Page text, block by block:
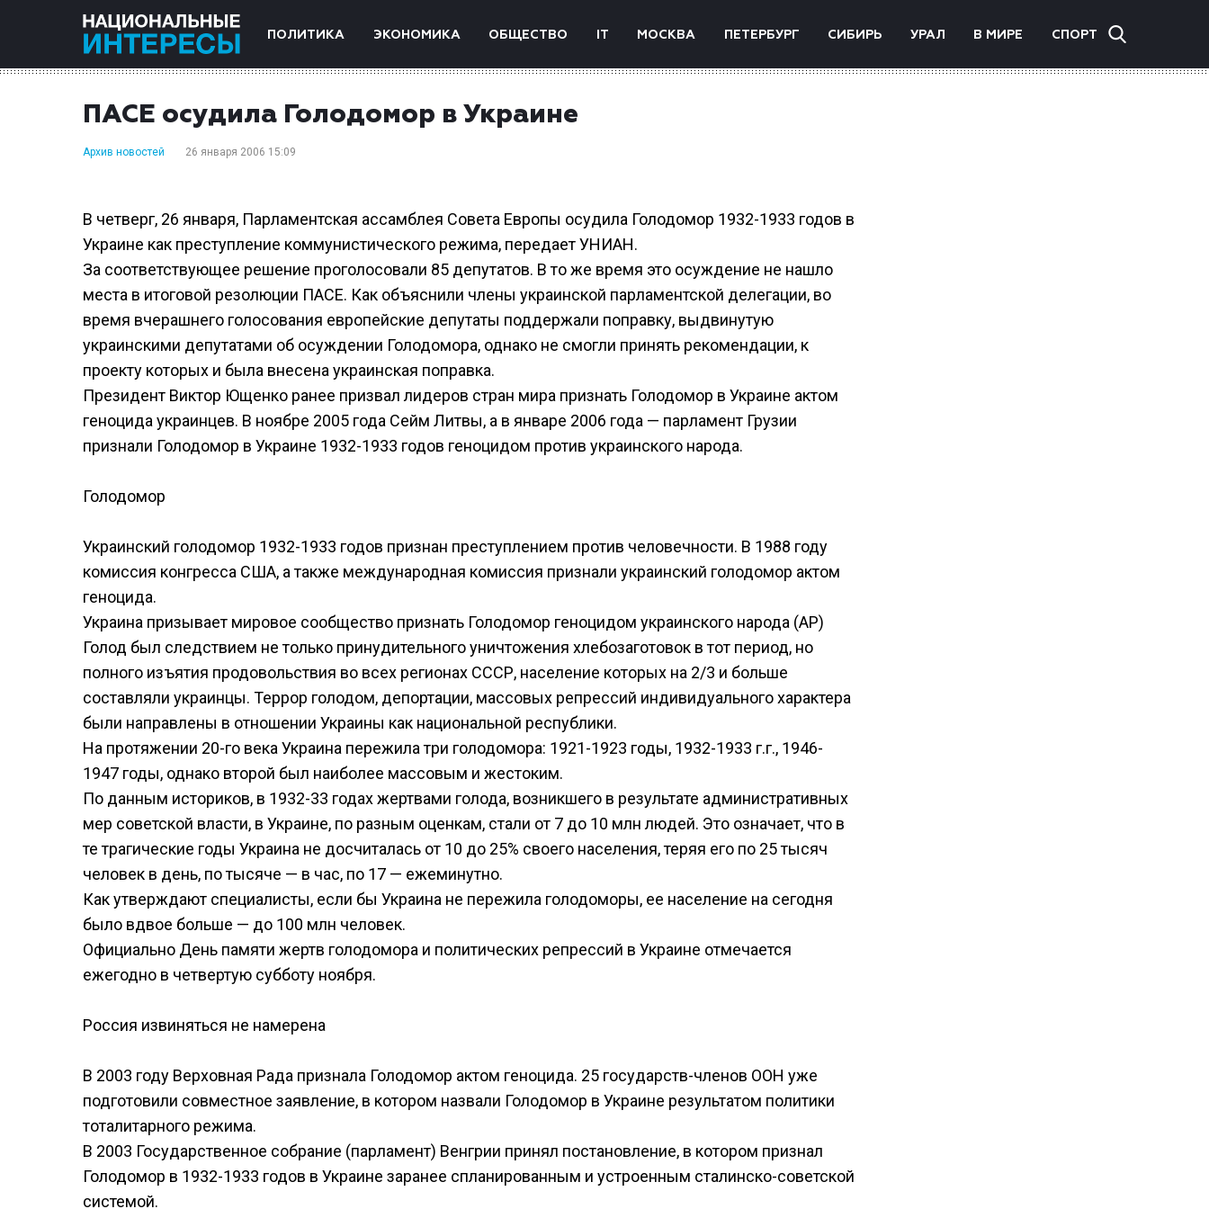
ПОЛИТИКА ЭКОНОМИКА ОБЩЕСТВО IT МОСКВА ПЕТЕРБУРГ СИБИРЬ УРАЛ В МИРЕ СПОРТ
ПАСЕ осудила Голодомор в Украине
Архив новостей 26 января 2006 15:09
В четверг, 26 января, Парламентская ассамблея Совета Европы осудила Голодомор 1932-1933 годов в
Украине как преступление коммунистического режима, передает УНИАН.
За соответствующее решение проголосовали 85 депутатов. В то же время это осуждение не нашло
места в итоговой резолюции ПАСЕ. Как объяснили члены украинской парламентской делегации, во
время вчерашнего голосования европейские депутаты поддержали поправку, выдвинутую
украинскими депутатами об осуждении Голодомора, однако не смогли принять рекомендации, к
проекту которых и была внесена украинская поправка.
Президент Виктор Ющенко ранее призвал лидеров стран мира признать Голодомор в Украине актом
геноцида украинцев. В ноябре 2005 года Сейм Литвы, а в январе 2006 года — парламент Грузии
признали Голодомор в Украине 1932-1933 годов геноцидом против украинского народа.
Голодомор
Украинский голодомор 1932-1933 годов признан преступлением против человечности. В 1988 году
комиссия конгресса США, а также международная комиссия признали украинский голодомор актом
геноцида.
Украина призывает мировое сообщество признать Голодомор геноцидом украинского народа (АР)
Голод был следствием не только принудительного уничтожения хлебозаготовок в тот период, но
полного изъятия продовольствия во всех регионах СССР, население которых на 2/3 и больше
составляли украинцы. Террор голодом, депортации, массовых репрессий индивидуального характера
были направлены в отношении Украины как национальной республики.
На протяжении 20-го века Украина пережила три голодомора: 1921-1923 годы, 1932-1933 г.г., 1946-
1947 годы, однако второй был наиболее массовым и жестоким.
По данным историков, в 1932-33 годах жертвами голода, возникшего в результате административных
мер советской власти, в Украине, по разным оценкам, стали от 7 до 10 млн людей. Это означает, что в
те трагические годы Украина не досчиталась от 10 до 25% своего населения, теряя его по 25 тысяч
человек в день, по тысяче — в час, по 17 — ежеминутно.
Как утверждают специалисты, если бы Украина не пережила голодоморы, ее население на сегодня
было вдвое больше — до 100 млн человек.
Официально День памяти жертв голодомора и политических репрессий в Украине отмечается
ежегодно в четвертую субботу ноября.
Россия извиняться не намерена
В 2003 году Верховная Рада признала Голодомор актом геноцида. 25 государств-членов ООН уже
подготовили совместное заявление, в котором назвали Голодомор в Украине результатом политики
тоталитарного режима.
В 2003 Государственное собрание (парламент) Венгрии принял постановление, в котором признал
Голодомор в 1932-1933 годов в Украине заранее спланированным и устроенным сталинско-советской
системой.